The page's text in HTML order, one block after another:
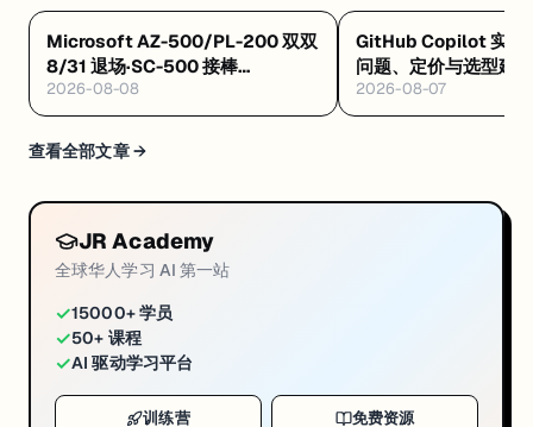
Microsoft AZ-500/PL-200 双双
8/31 退场·SC-500 接棒
·Databricks GenAI 工程认证解析
·Google GEAR 免费 AI 课
2026-08-08
GitHub Copilot 实战
问题、定价与选型建议
2026-08-07
查看全部文章 →
JR Academy
全球华人学习 AI 第一站
✓15000+ 学员
✓50+ 课程
✓AI 驱动学习平台
训练营 免费资源